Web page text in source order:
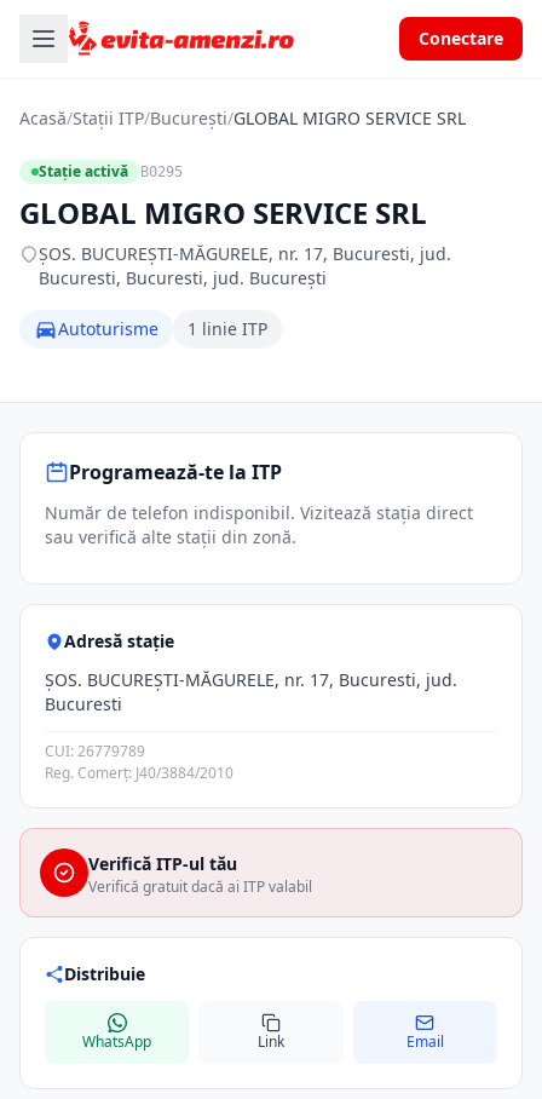
Conectare
Acasă/Stații ITP/București/GLOBAL MIGRO SERVICE SRL
Stație activă B0295
GLOBAL MIGRO SERVICE SRL
ŞOS. BUCUREŞTI-MĂGURELE, nr. 17, Bucuresti, jud.
Bucuresti, Bucuresti, jud. București
Autoturisme 1 linie ITP
Programează-te la ITP
Număr de telefon indisponibil. Vizitează stația direct
sau verifică alte stații din zonă.
Adresă stație
ŞOS. BUCUREŞTI-MĂGURELE, nr. 17, Bucuresti, jud.
Bucuresti
CUI: 26779789
Reg. Comerț: J40/3884/2010
Verifică ITP-ul tău
Verifică gratuit dacă ai ITP valabil
Distribuie
WhatsApp Link Email